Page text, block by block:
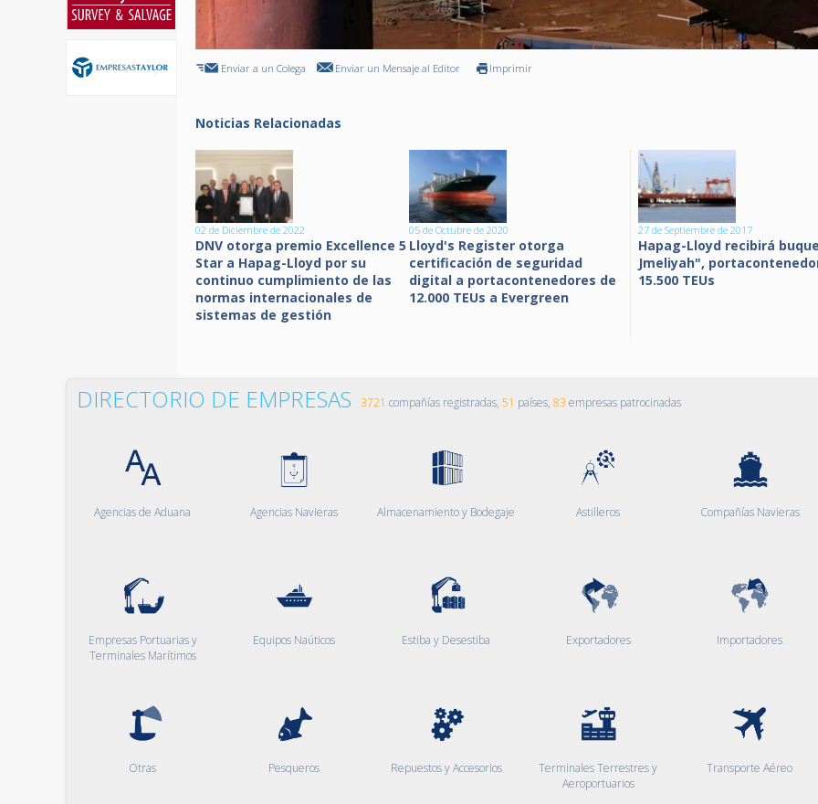
Enviar a un Colega Enviar un Mensaje al Editor Imprimir
Noticias Relacionadas
02 de Diciembre de 2022
DNV otorga premio Excellence 5
Star a Hapag-Lloyd por su
continuo cumplimiento de las
normas internacionales de
sistemas de gestión
05 de Octubre de 2020
Lloyd's Register otorga
certificación de seguridad
digital a portacontenedores de
12.000 TEUs a Evergreen
27 de Septiembre de 2017
Hapag-Lloyd recibirá
Jmeliyah",
15.500 TEUs
DIRECTORIO DE EMPRESAS 3721 compañías registradas, 51 países, 83 empresas patrocinadas
Agencias de Aduana Agencias Navieras Almacenamiento y Bodegaje Astilleros Compañías Navieras
Empresas Portuarias y
Terminales Marítimos
Equipos Naúticos Estiba y Desestiba Exportadores Importadores
Otras Pesqueros Repuestos y Accesorios
Terminales Terrestres y
Aeroportuarios
Transporte Aéreo